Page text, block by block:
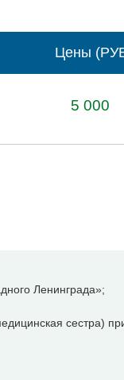
Цены
5 000
Ленинграда»;
сестра)